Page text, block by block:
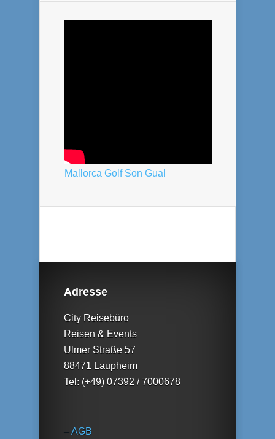
Mallorca Golf Son Gual
Adresse
City Reisebüro
Reisen & Events
Ulmer Straße 57
88471 Laupheim
Tel: (+49) 07392 / 7000678
– AGB